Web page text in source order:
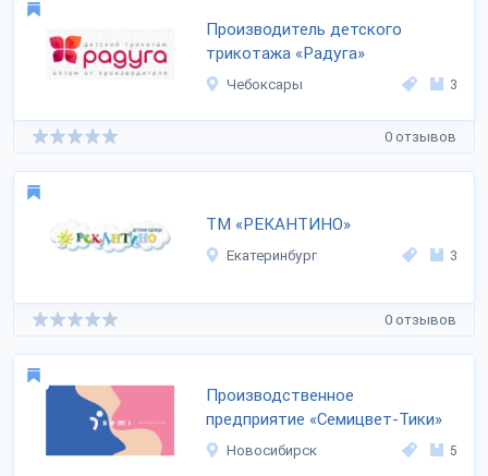
Производитель детского
трикотажа «Радуга»
Чебоксары 3
0 отзывов
ТМ «РЕКАНТИНО»
Екатеринбург 3
0 отзывов
Производственное
предприятие «Семицвет-Тики»
Новосибирск 5